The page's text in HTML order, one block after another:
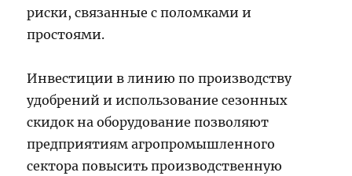
риски, связанные с поломками и
простоями.
Инвестиции в линию по производству
удобрений и использование сезонных
скидок на оборудование позволяют
предприятиям агропромышленного
сектора повысить производственную